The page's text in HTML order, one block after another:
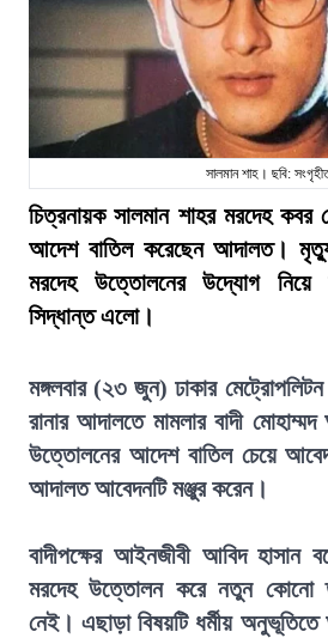
সালমান শাহ। ছবি:
চিত্রনায়ক সালমান শাহর মরদেহ কবর
আদেশ বাতিল করেছেন আদালত।
মরদেহ উত্তোলনের উদ্যোগ
সিদ্ধান্ত এলো।
মঙ্গলবার (২৩ জুন) ঢাকার
রানার আদালতে মামলার বাদী
উত্তোলনের আদেশ বাতিল চেয়ে
আদালত আবেদনটি মঞ্জুর করেন।
বাদীপক্ষের আইনজীবী আবিদ হাসান
মরদেহ উত্তোলন করে নতুন কোনো
নেই। এছাড়া বিষয়টি ধর্মীয়